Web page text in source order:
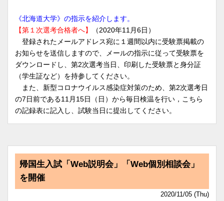
《北海道大学》の指示を紹介します。
【第１次選考合格者へ】
（2020年11月6日）
登録されたメールアドレス宛に１週間以内に受験票掲載の
お知らせを送信しますので、メールの指示に従って受験票を
ダウンロードし、第2次選考当日、印刷した受験票と身分証
（学生証など）を持参してください。
また、新型コロナウイルス感染症対策のため、第2次選考日
の7日前である11月15日（日）から毎日検温を行い，こちら
の記録表に記入し、試験当日に提出してください。
帰国生入試「Web説明会」「Web個別相談会」
を開催
2020/11/05 (Thu)